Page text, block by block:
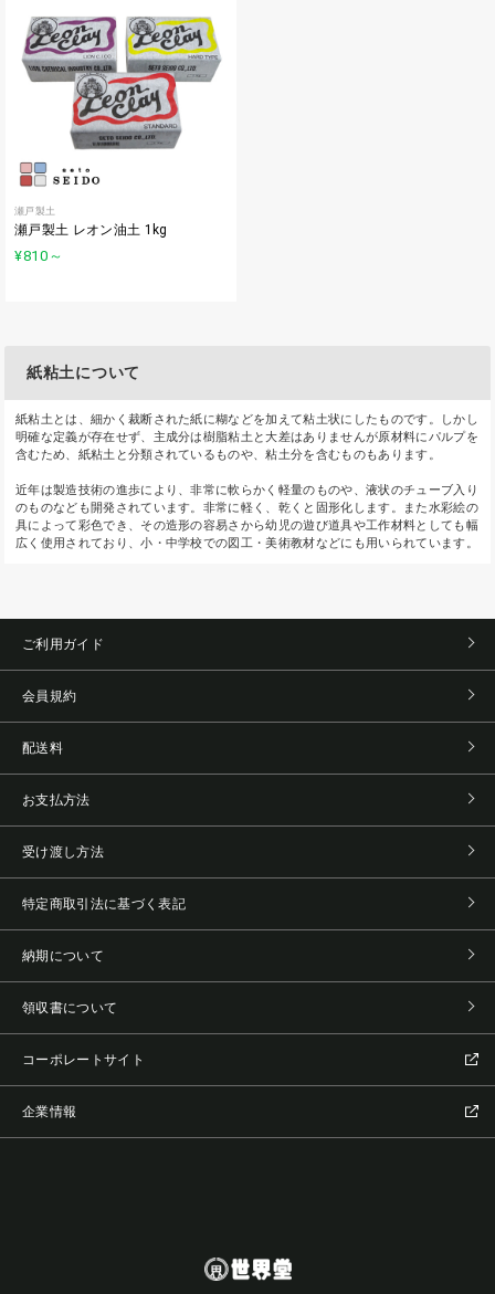
瀬戸製土
瀬戸製土 レオン油土 1kg
¥810 ～
紙粘土について
紙粘土とは、細かく裁断された紙に糊などを加えて粘土状にしたものです。しかし
明確な定義が存在せず、主成分は樹脂粘土と大差はありませんが原材料にパルプを
含むため、紙粘土と分類されているものや、粘土分を含むものもあります。
近年は製造技術の進歩により、非常に軟らかく軽量のものや、液状のチューブ入り
のものなども開発されています。非常に軽く、乾くと固形化します。また水彩絵の
具によって彩色でき、その造形の容易さから幼児の遊び道具や工作材料としても幅
広く使用されており、小・中学校での図工・美術教材などにも用いられています。
ご利用ガイド
会員規約
配送料
お支払方法
受け渡し方法
特定商取引法に基づく表記
納期について
領収書について
コーポレートサイト
企業情報